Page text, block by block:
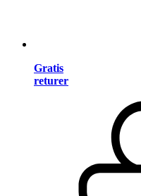
Gratis
returer